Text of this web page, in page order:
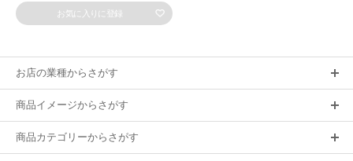
お気に入りに登録
お店の業種からさがす
商品イメージからさがす
商品カテゴリーからさがす